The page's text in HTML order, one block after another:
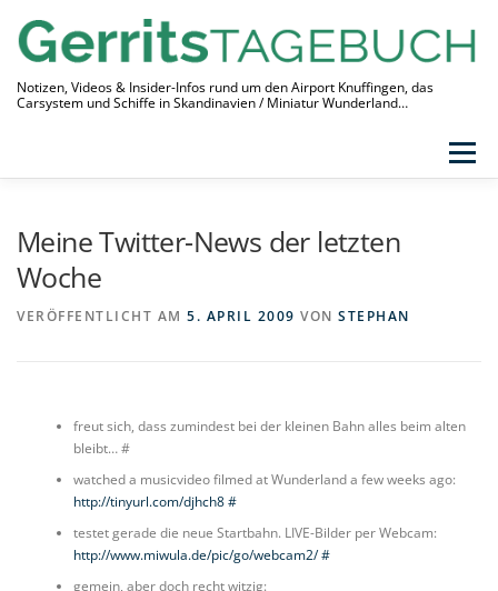
Inhalt
springen
Notizen, Videos & Insider-Infos rund um den Airport Knuffingen, das
Carsystem und Schiffe in Skandinavien / Miniatur Wunderland…
Menü
LINKS
Meine Twitter-News der letzten
Woche
VERÖFFENTLICHT AM 5. APRIL 2009 VON STEPHAN
freut sich, dass zumindest bei der kleinen Bahn alles beim alten
bleibt… #
watched a musicvideo filmed at Wunderland a few weeks ago:
http://tinyurl.com/djhch8#
testet gerade die neue Startbahn. LIVE-Bilder per Webcam:
http://www.miwula.de/pic/go/webcam2/#
gemein, aber doch recht witzig: